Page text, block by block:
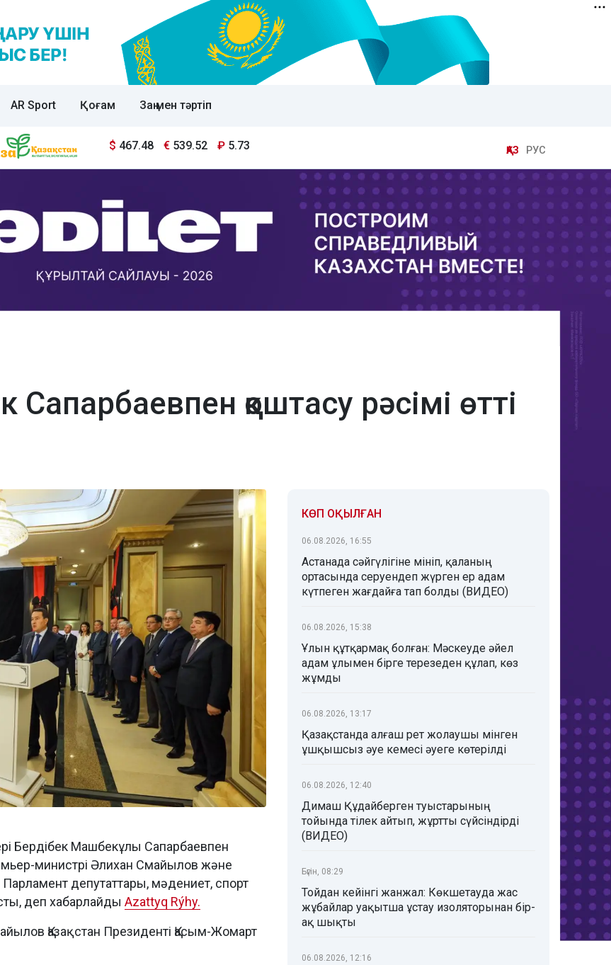
AR Sport Қоғам Заң мен тәртіп
$ 467.48 € 539.52 ₽ 5.73 ҚАЗ РУС
қоштасу рәсімі өтті
Бердібек Машбекұлы Сапарбаевпен
министрі Әлихан Смайылов және
Парламент депутаттары, мәдениет, спорт
деп хабарлайды Azattyq Rýhy.
Қазақстан Президенті Қасым-Жомарт
КӨП ОҚЫЛҒАН
06.08.2026, 16:55
Астанада сәйгүлігіне мініп, қаланың
ортасында серуендеп жүрген ер адам
күтпеген жағдайға тап болды (ВИДЕО)
06.08.2026, 15:38
Ұлын құтқармақ болған: Мәскеуде әйел
адам ұлымен бірге терезеден құлап, көз
жұмды
06.08.2026, 13:17
Қазақстанда алғаш рет жолаушы мінген
ұшқышсыз әуе кемесі әуеге көтерілді
06.08.2026, 12:40
Димаш Құдайберген туыстарының
тойында тілек айтып, жұртты сүйсіндірді
(ВИДЕО)
Бүгін, 08:29
Тойдан кейінгі жанжал: Көкшетауда жас
жұбайлар уақытша ұстау изоляторынан бір-
ақ шықты
06.08.2026, 12:16